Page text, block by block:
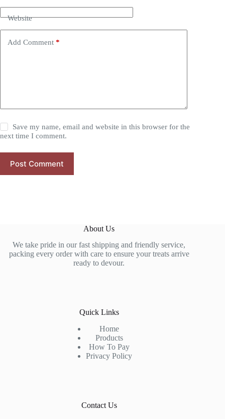
Website
Add Comment *
Save my name, email and website in this browser for the
next time I comment.
Post Comment
About Us
We take pride in our fast shipping and friendly service,
packing every order with care to ensure your treats arrive
ready to devour.
Quick Links
Home
Products
How To Pay
Privacy Policy
Contact Us